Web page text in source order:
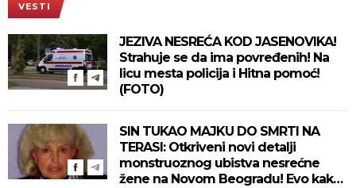
VESTI
JEZIVA NESREĆA KOD JASENOVIKA!
Strahuje se da ima povređenih! Na
licu mesta policija i Hitna pomoć!
(FOTO)
SIN TUKAO MAJKU DO SMRTI NA
TERASI: Otkriveni novi detalji
monstruoznog ubistva nesrećne
žene na Novom Beogradu! Evo kako